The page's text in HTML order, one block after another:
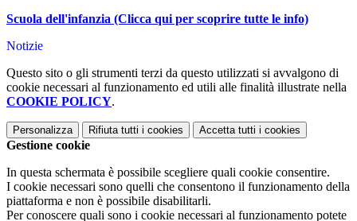
Scuola dell'infanzia (Clicca qui per scoprire tutte le info)
Notizie
Questo sito o gli strumenti terzi da questo utilizzati si avvalgono di
cookie necessari al funzionamento ed utili alle finalità illustrate nella
COOKIE POLICY.
Personalizza Rifiuta tutti i cookies Accetta tutti i cookies
Gestione cookie
In questa schermata è possibile scegliere quali cookie consentire.
I cookie necessari sono quelli che consentono il funzionamento della
piattaforma e non è possibile disabilitarli.
Per conoscere quali sono i cookie necessari al funzionamento potete